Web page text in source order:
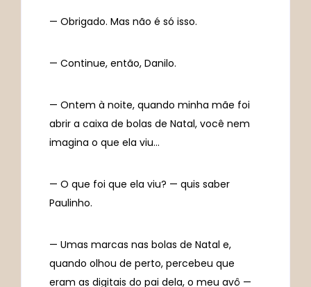
— Obrigado. Mas não é só isso.
— Continue, então, Danilo.
— Ontem à noite, quando minha mãe foi
abrir a caixa de bolas de Natal, você nem
imagina o que ela viu…
— O que foi que ela viu? — quis saber
Paulinho.
— Umas marcas nas bolas de Natal e,
quando olhou de perto, percebeu que
eram as digitais do pai dela, o meu avô —